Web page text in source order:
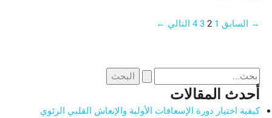
→ السابق 1
2
3
4 التالي ←
أحدث المقالات
كيفية اختيار دورة الإسعافات الأولية والإنعاش القلبي الرئوي